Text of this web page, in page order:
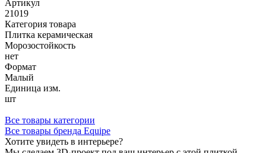
Артикул
21019
Категория товара
Плитка керамическая
Морозостойкость
нет
Формат
Малый
Единица изм.
шт
Все товары категории
Все товары бренда Equipe
Хотите увидеть в интерьере?